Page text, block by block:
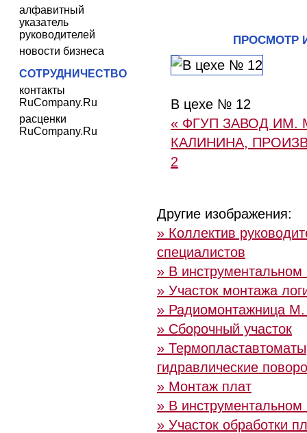
алфавитный
указатель
руководителей
новости бизнеса
СОТРУДНИЧЕСТВО
контакты
RuCompany.Ru
расценки
RuCompany.Ru
ПРОСМОТР
В цехе № 12
« ФГУП ЗАВОД ИМ.
КАЛИНИНА,
2
Другие изображения:
» Коллектив
специалистов
» В инструментальном
» Участок монтажа
» Радиомонтажница М.
» Сборочный участок
» Термопластавтоматы
гидравлические
» Монтаж плат
» В инструментальном
» Участок обработки